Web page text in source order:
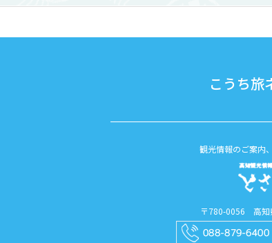
こうち旅
観光情報のご案内
〒780-0056 高知